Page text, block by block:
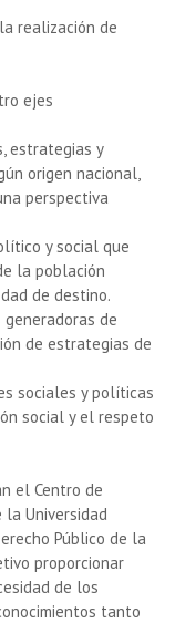
realización de
ejes
estrategias y
origen nacional,
perspectiva
y social que
la población
de destino.
de
de estrategias de
sociales y políticas
social y el respeto
el Centro de
Universidad
Público de la
proporcionar
de los
tanto